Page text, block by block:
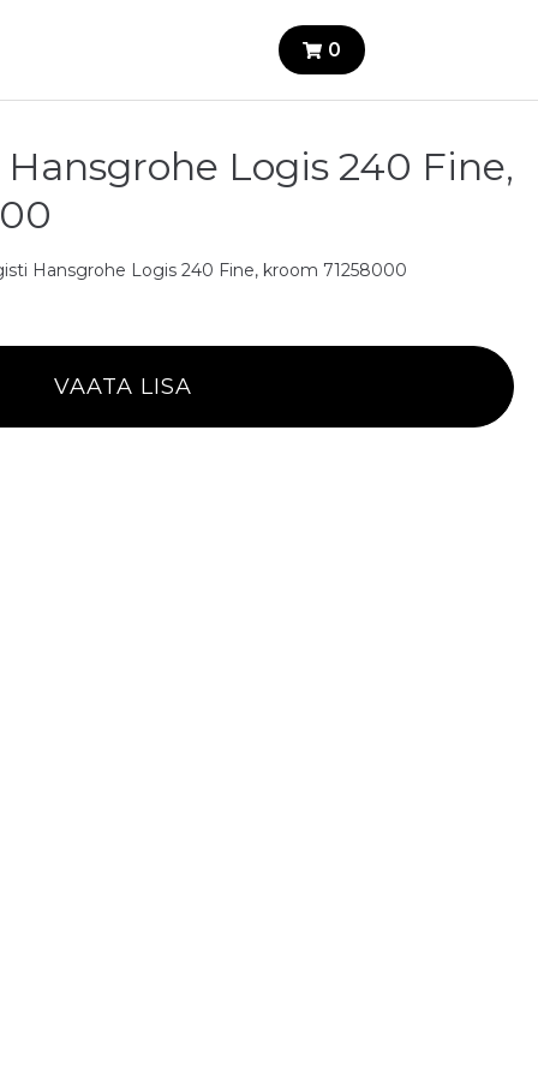
0
Logis 240 Fine,
Hansgrohe Logis 240 Fine, kroom 71258000
VAATA LISA